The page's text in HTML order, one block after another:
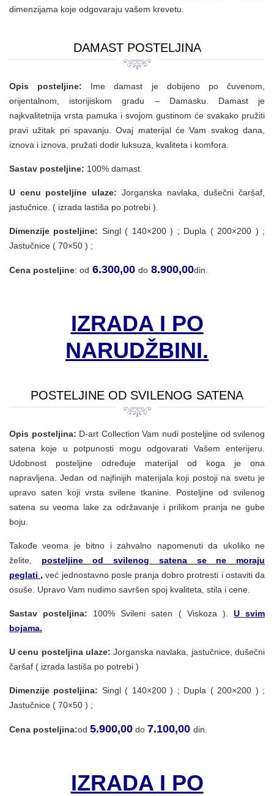
dimenzijama koje odgovaraju vašem krevetu.
DAMAST POSTELJINA
Opis posteljine: Ime damast je dobijeno po čuvenom,
orijentalnom, istorijiskom gradu – Damasku. Damast je
najkvalitetnija vrsta pamuka i svojom gustinom će svakako pružiti
pravi užitak pri spavanju. Ovaj materijal će Vam svakog dana,
iznova i iznova, pružati dodir luksuza, kvaliteta i komfora.
Sastav posteljine: 100% damast.
U cenu posteljine ulaze: Jorganska navlaka, dušečni čaršaf,
jastučnice. ( izrada lastiša po potrebi ).
Dimenzije posteljine: Singl ( 140×200 ) ; Dupla ( 200×200 ) ;
Jastučnice ( 70×50 ) ;
Cena posteljine: od 6.300,00 do 8.900,00din.
IZRADA I PO
NARUDŽBINI.
POSTELJINE OD SVILENOG SATENA
Opis posteljina: D-art Collection Vam nudi posteljine od svilenog
satena koje u potpunosti mogu odgovarati Vašem enterijeru.
Udobnost posteljine određuje materijal od koga je ona
napravljena. Jedan od najfinijih materijala koji postoji na svetu je
upravo saten koji vrsta svilene tkanine. Posteljine od svilenog
satena su veoma lake za održavanje i prilikom pranja ne gube
boju.
Takođe veoma je bitno i zahvalno napomenuti da ukoliko ne
želite, posteljine od svilenog satena se ne moraju
peglati , već jednostavno posle pranja dobro protresti i ostaviti da
osuše. Upravo Vam nudimo savršen spoj kvaliteta, stila i cene.
Sastav posteljina: 100% Svileni saten ( Viskoza ). U svim
bojama.
U cenu posteljina ulaze:Jorganska navlaka, jastučnice, dušečni
čaršaf ( izrada lastiša po potrebi )
Dimenzije posteljina: Singl ( 140×200 ) ; Dupla ( 200×200 ) ;
Jastučnice ( 70×50 ) ;
Cena posteljina:od 5.900,00 do 7.100,00 din.
IZRADA I PO